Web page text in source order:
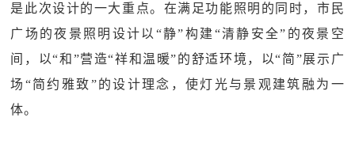
是此次设计的一大重点。在满足功能照明的同时，市民
广场的夜景照明设计以“静”构建“清静安全”的夜景空
间，以“和”营造“祥和温暖”的舒适环境，以“简”展示广
场“简约雅致”的设计理念，使灯光与景观建筑融为一
体。